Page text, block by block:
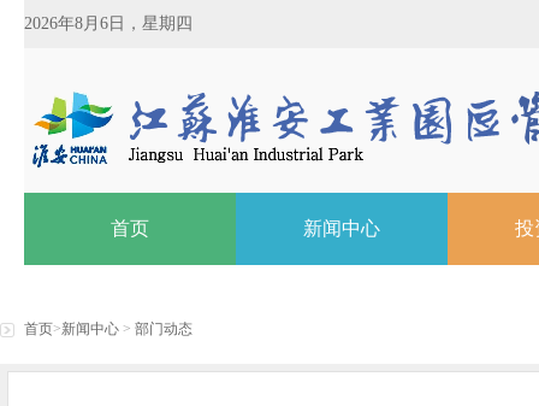
2026年8月6日，星期四
首页 新闻中心 投
首页>新闻中心 > 部门动态